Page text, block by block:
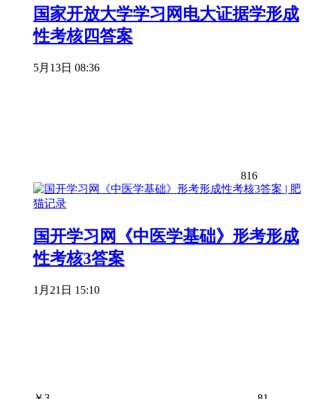
国家开放大学学习网电大证据学形成
性考核四答案
5月13日 08:36
816
国开学习网《中医学基础》形考形成
性考核3答案
1月21日 15:10